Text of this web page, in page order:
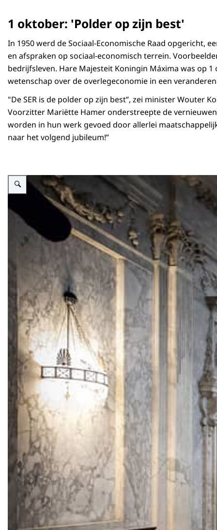
1 oktober: 'Polder op zijn best'
In 1950 werd de Sociaal-Economische Raad opgericht,
en afspraken op sociaal-economisch terrein.
bedrijfsleven. Hare Majesteit Koningin Máxima was op
wetenschap over de overlegeconomie in een
"De SER is de polder op zijn best”, zei minister Wouter
Voorzitter Mariëtte Hamer onderstreepte de
worden in hun werk gevoed door allerlei
naar het volgend jubileum!”
Vergroot afbeelding Koning in paleis in gesprek.